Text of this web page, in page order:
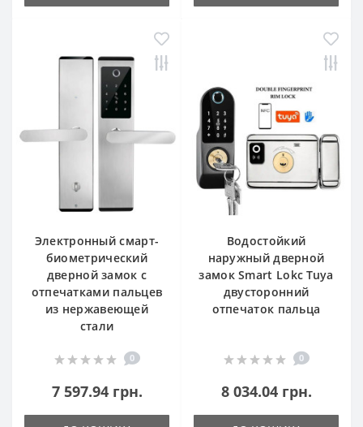
Электронный смарт-
биометрический
дверной замок с
отпечатками пальцев
из нержавеющей
стали
0
7 597.94 грн.
Водостойкий
наружный дверной
замок Smart Lokc Tuya
двусторонний
отпечаток пальца
0
8 034.04 грн.